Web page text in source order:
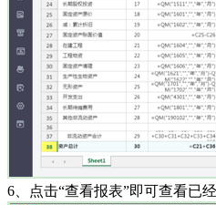
6、点击“查看报表”即可查看已